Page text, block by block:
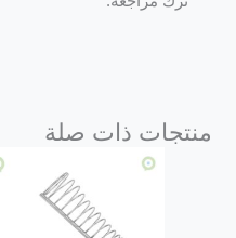
ذات صلة